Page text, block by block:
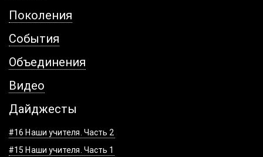
Поколения
События
Объединения
Видео
Дайджесты
#16 Наши учителя. Часть 2
#15 Наши учителя. Часть 1